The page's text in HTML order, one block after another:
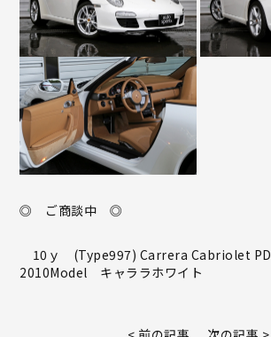
◎ ご商談中 ◎
10ｙ (Type997) Carrera Cabriolet
2010Model キャララホワイト